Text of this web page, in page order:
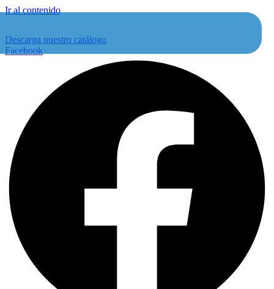
Ir al contenido
Descarga nuestro catálogo
Facebook